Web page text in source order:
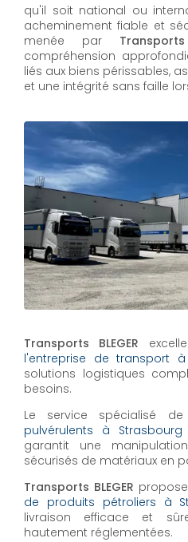
qu'il soit national ou
acheminement fiable et
menée par Transports
compréhension
liés aux biens périssables,
et une intégrité sans faille
Transports BLEGER
l'entreprise de transport à
solutions logistiques
besoins.
Le service spécialisé de
pulvérulents à Strasbourg
garantit une
sécurisés de matériaux en
Transports BLEGER
de produits pétroliers à
livraison efficace et
hautement réglementées.